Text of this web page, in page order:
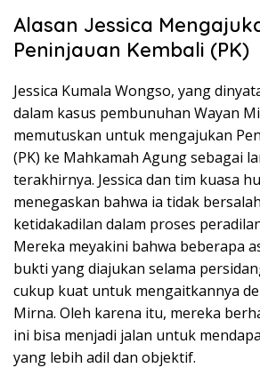
Alasan Jessica
Peninjauan Kembali (PK)
Jessica Kumala Wongso, yang
dalam kasus pembunuhan Wayan
memutuskan untuk mengajukan
(PK) ke Mahkamah Agung sebagai
terakhirnya. Jessica dan tim kuasa
menegaskan bahwa ia tidak
ketidakadilan dalam proses
Mereka meyakini bahwa beberapa
bukti yang diajukan selama
cukup kuat untuk mengaitkannya
Mirna. Oleh karena itu, mereka
ini bisa menjadi jalan untuk
yang lebih adil dan objektif.